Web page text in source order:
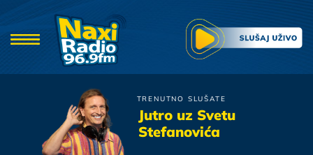
TRENUTNO SLUŠATE
Jutro uz Svetu
Stefanovića
Tose Proeski
Da l' si sretnija